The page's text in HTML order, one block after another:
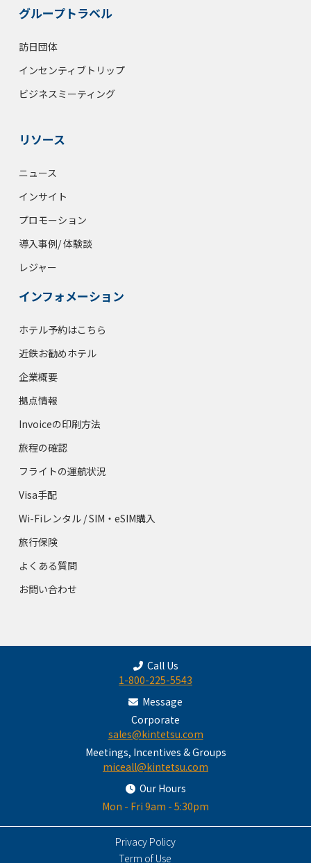
グループトラベル
訪日団体
インセンティブトリップ
ビジネスミーティング
リソース
ニュース
インサイト
プロモーション
導入事例/ 体験談
レジャー
インフォメーション
ホテル予約はこちら
近鉄お勧めホテル
企業概要
拠点情報
Invoiceの印刷方法
旅程の確認
フライトの運航状況
Visa手配
Wi-Fiレンタル / SIM・eSIM購入
旅行保険
よくある質問
お問い合わせ
Call Us
1-800-225-5543
Message
Corporate
sales@kintetsu.com
Meetings, Incentives & Groups
miceall@kintetsu.com
Our Hours
Mon - Fri 9am - 5:30pm
Privacy Policy
Term of Use